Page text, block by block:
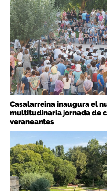
Casalarreina inaugura el
multitudinaria jornada de
veraneantes